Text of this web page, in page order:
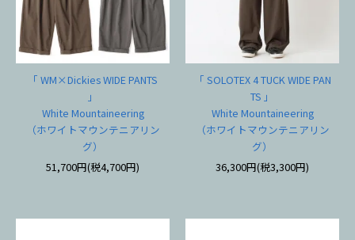
「 WM×Dickies WIDE PANTS
」
White Mountaineering
（ホワイトマウンテニアリン
グ）
51,700円(税4,700円)
「 SOLOTEX 4 TUCK WIDE PAN
TS 」
White Mountaineering
（ホワイトマウンテニアリン
グ）
36,300円(税3,300円)